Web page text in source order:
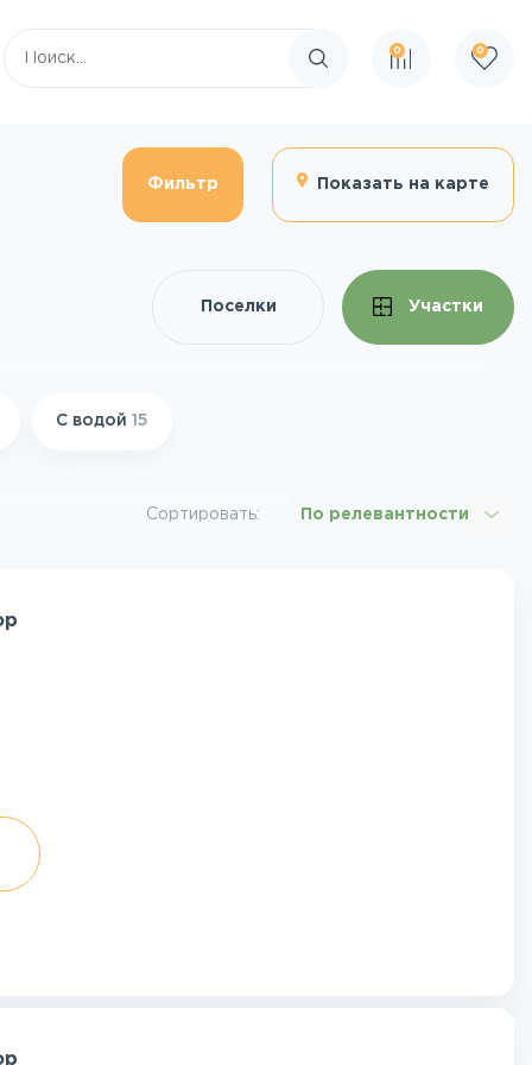
Поиск по сайту
0 0
Фильтр Показать на карте
Поселки Участки
С водой 15
Сортировать: По релевантности